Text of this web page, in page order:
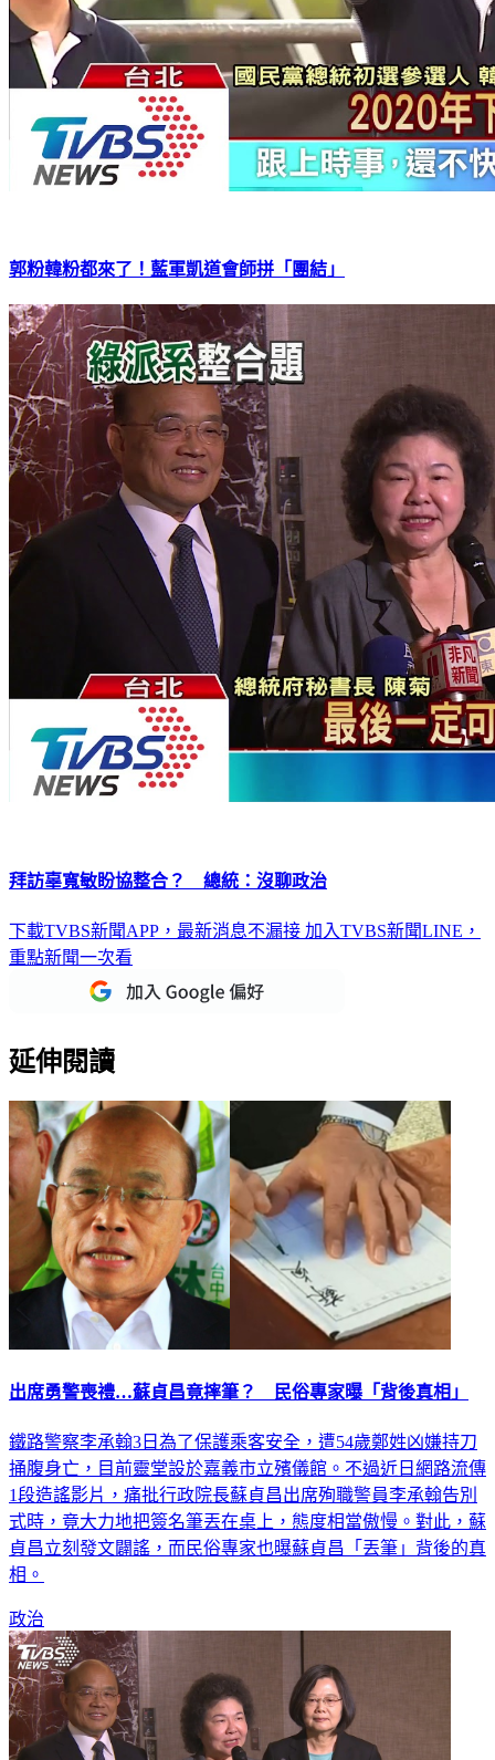
郭粉韓粉都來了！藍軍凱道會師拼「團結」
拜訪辜寬敏盼協整合？ 總統：沒聊政治
下載TVBS新聞APP，最新消息不漏接 加入TVBS新聞LINE，
重點新聞一次看
延伸閱讀
出席勇警喪禮…蘇貞昌竟摔筆？ 民俗專家曝「背後真相」
鐵路警察李承翰3日為了保護乘客安全，遭54歲鄭姓凶嫌持刀
捅腹身亡，目前靈堂設於嘉義市立殯儀館。不過近日網路流傳
1段造謠影片，痛批行政院長蘇貞昌出席殉職警員李承翰告別
式時，竟大力地把簽名筆丟在桌上，態度相當傲慢。對此，蘇
貞昌立刻發文闢謠，而民俗專家也曝蘇貞昌「丟筆」背後的真
相。
政治